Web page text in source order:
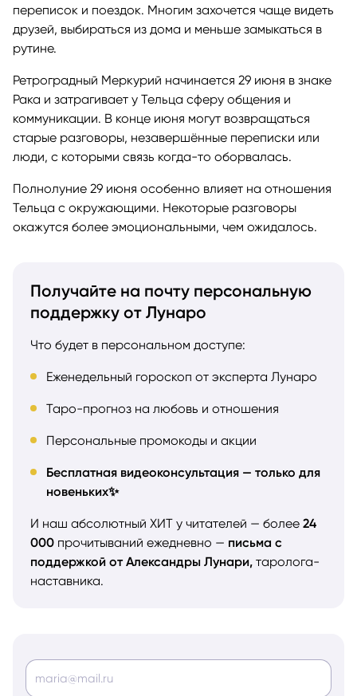
переписок и поездок. Многим захочется чаще видеть
друзей, выбираться из дома и меньше замыкаться в
рутине.
Ретроградный Меркурий начинается 29 июня в знаке
Рака и затрагивает у Тельца сферу общения и
коммуникации. В конце июня могут возвращаться
старые разговоры, незавершённые переписки или
люди, с которыми связь когда-то оборвалась.
Полнолуние 29 июня особенно влияет на отношения
Тельца с окружающими. Некоторые разговоры
окажутся более эмоциональными, чем ожидалось.
Получайте на почту персональную
поддержку от Лунаро
Что будет в персональном доступе:
Еженедельный гороскоп от эксперта Лунаро
Таро-прогноз на любовь и отношения
Персональные промокоды и акции
Бесплатная видеоконсультация — только для
новеньких✨
И наш абсолютный ХИТ у читателей — более 24
000 прочитываний ежедневно — письма с
поддержкой от Александры Лунари, таролога-
наставника.